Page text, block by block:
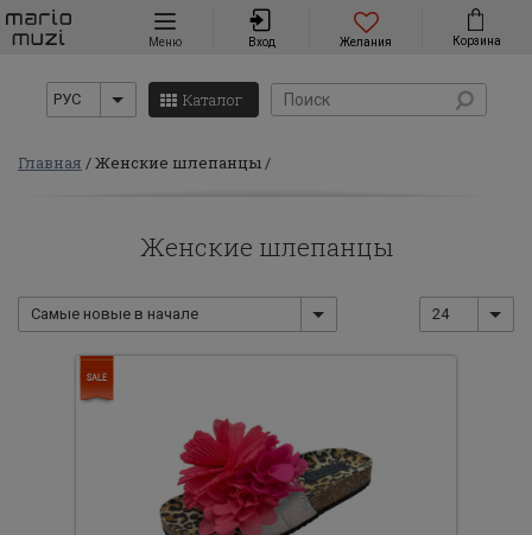
Навигация
Меню Вход Желания Корзина
РУС Каталог
Главная Женские шлепанцы
Женские шлепанцы
Самые новые в начале 24